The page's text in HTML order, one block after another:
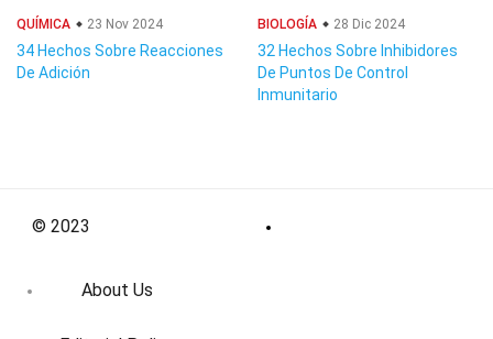
QUÍMICA 23 Nov 2024
34 Hechos Sobre Reacciones
De Adición
BIOLOGÍA 28 Dic 2024
32 Hechos Sobre Inhibidores
De Puntos De Control
Inmunitario
© 2023
About Us